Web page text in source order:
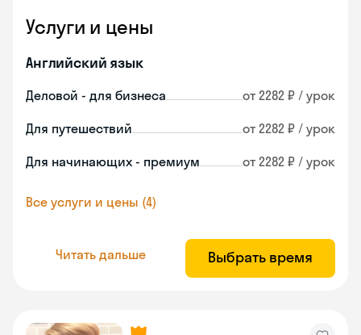
Услуги и цены
Английский язык
Деловой - для бизнеса от 2282 ₽ / урок
Для путешествий от 2282 ₽ / урок
Для начинающих - премиум от 2282 ₽ / урок
Все услуги и цены (4)
Читать дальше Выбрать время